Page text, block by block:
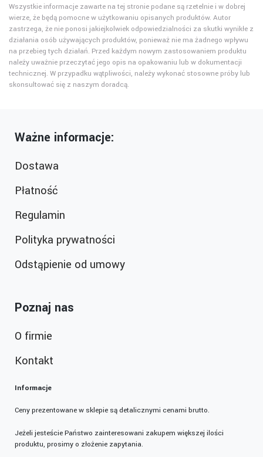
Wszystkie informacje zawarte na tej stronie podane są rzetelnie i w dobrej
wierze, że będą pomocne w użytkowaniu opisanych produktów. Autor
zastrzega, że nie ponosi jakiejkolwiek odpowiedzialności za skutki wynikłe z
działania osób używających produktów, ponieważ nie ma żadnego wpływu
na przebieg tych działań. Przed każdym nowym zastosowaniem produktu
należy uważnie przeczytać jego opis na opakowaniu lub w dokumentacji
technicznej. W przypadku wątpliwości, należy wykonać stosowne próby lub
skonsultować się z naszym doradcą.
Ważne informacje:
Dostawa
Płatność
Regulamin
Polityka prywatności
Odstąpienie od umowy
Poznaj nas
O firmie
Kontakt
Informacje
Ceny prezentowane w sklepie są detalicznymi cenami brutto.
Jeżeli jesteście Państwo zainteresowani zakupem większej ilości
produktu, prosimy o złożenie zapytania.